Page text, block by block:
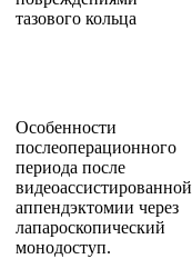
тазового кольца
Особенности
послеоперационного
периода после
видеоассистированной
аппендэктомии через
лапароскопический
монодоступ.